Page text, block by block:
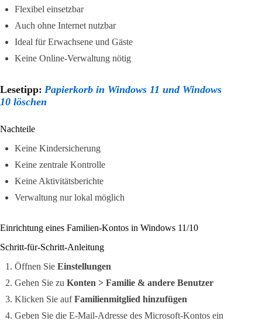
Flexibel einsetzbar
Auch ohne Internet nutzbar
Ideal für Erwachsene und Gäste
Keine Online-Verwaltung nötig
Lesetipp: Papierkorb in Windows 11 und Windows
10 löschen
Nachteile
Keine Kindersicherung
Keine zentrale Kontrolle
Keine Aktivitätsberichte
Verwaltung nur lokal möglich
Einrichtung eines Familien-Kontos in Windows 11/10
Schritt-für-Schritt-Anleitung
Öffnen Sie Einstellungen
Gehen Sie zu Konten > Familie & andere Benutzer
Klicken Sie aufFamilienmitglied hinzufügen
Geben Sie die E-Mail-Adresse des Microsoft-Kontos ein